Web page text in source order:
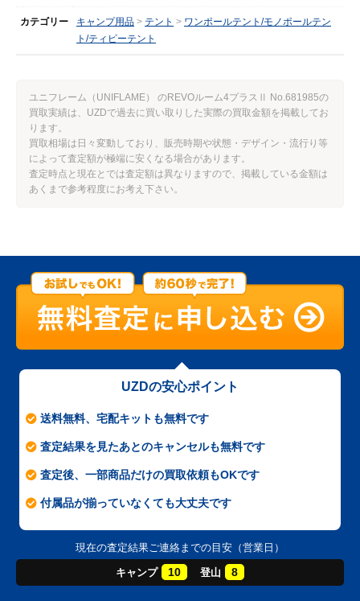
カテゴリー キャンプ用品 テント
ワンポールテント/モノポールテン
ト/ティピーテント
ユニフレーム（UNIFLAME） のREVOルーム4プラスⅡ No.681985の
買取実績は、UZDで過去に買い取りした実際の買取金額を掲載してお
ります。
買取相場は日々変動しており、販売時期や状態・デザイン・流行り等
によって査定額が極端に安くなる場合があります。
査定時点と現在とでは査定額は異なりますので、掲載している金額は
あくまで参考程度にお考え下さい。
UZDの安心ポイント
送料無料、宅配キットも無料です
査定結果を見たあとのキャンセルも無料です
査定後、一部商品だけの買取依頼もOKです
付属品が揃っていなくても大丈夫です
現在の査定結果ご連絡までの目安（営業日）
キャンプ 10 登山 8